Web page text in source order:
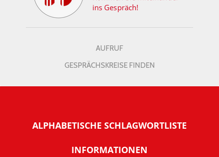
ins Gespräch!
AUFRUF
GESPRÄCHSKREISE FINDEN
ALPHABETISCHE SCHLAGWORTLISTE
INFORMATIONEN